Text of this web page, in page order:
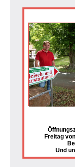
Freitag
Und